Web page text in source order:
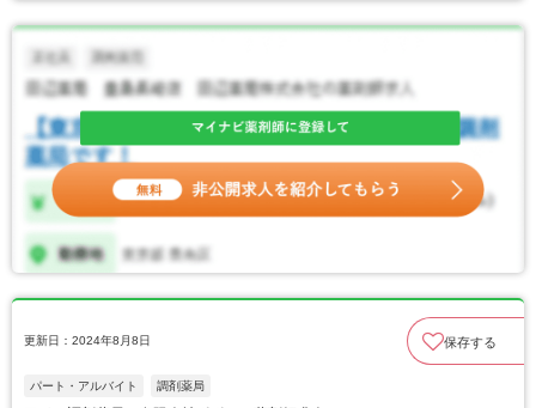
更新日：2024年8月8日 保存する
パート・アルバイト 調剤薬局